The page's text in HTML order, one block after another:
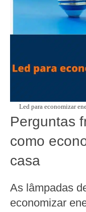
Led para economizar
Perguntas
como
casa
As lâmpadas
economizar